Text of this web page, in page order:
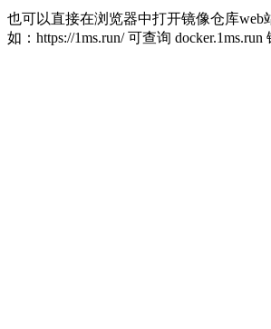
也可以直接在浏览器中打开镜像仓库web
如：https://1ms.run/ 可查询